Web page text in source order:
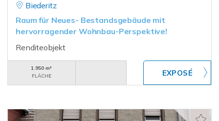
Biederitz
Raum für Neues- Bestandsgebäude mit
hervorragender Wohnbau-Perspektive!
Renditeobjekt
1.950 m²
FLÄCHE